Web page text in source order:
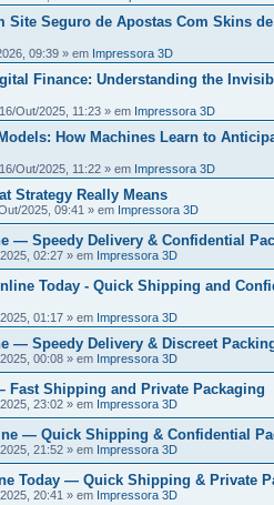
Site Seguro de Apostas Com Skins
09:39 » em Impressora 3D
Finance: Understanding the
Out/2025, 11:23 » em Impressora 3D
How Machines Learn to
Out/2025, 11:22 » em Impressora 3D
Strategy Really Means
2025, 09:41 » em Impressora 3D
— Speedy Delivery & Confidential
02:27 » em Impressora 3D
Today - Quick Shipping and
01:17 » em Impressora 3D
— Speedy Delivery & Discreet
00:08 » em Impressora 3D
Fast Shipping and Private Packaging
23:02 » em Impressora 3D
— Quick Shipping & Confidential
21:52 » em Impressora 3D
Today — Quick Shipping & Private
20:41 » em Impressora 3D